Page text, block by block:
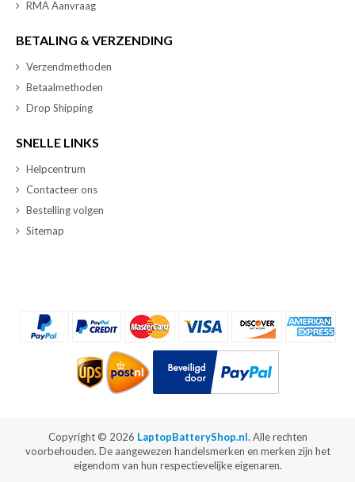
RMA Aanvraag
BETALING & VERZENDING
Verzendmethoden
Betaalmethoden
Drop Shipping
SNELLE LINKS
Helpcentrum
Contacteer ons
Bestelling volgen
Sitemap
Copyright © 2026 LaptopBatteryShop.nl. Alle rechten
voorbehouden. De aangewezen handelsmerken en merken zijn het
eigendom van hun respectievelijke eigenaren.